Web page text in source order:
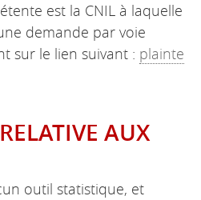
est la CNIL à laquelle
demande par voie
sur le lien suivant : plainte
AUX
outil statistique, et